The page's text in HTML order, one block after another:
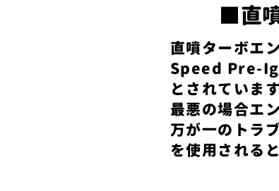
​■直
直噴ターボエ
Speed Pre-
とされています
最悪の場合エ
万が一のトラ
を使用される